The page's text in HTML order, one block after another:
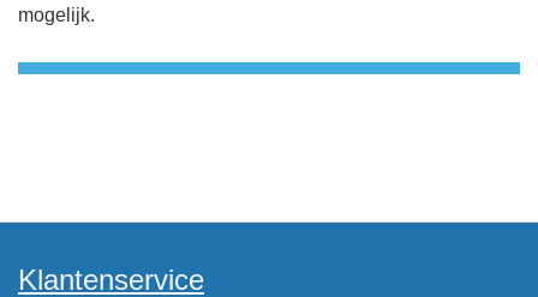
mogelijk.
Klantenservice